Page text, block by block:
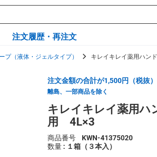
注文履歴・再注文
プ（液体・ジェルタイプ） キレイキレイ薬用ハ
注文金額の合計が1,500円（税抜
離島、一部商品を除く
キレイキレイ薬用
用 4L×3
商品番号
KWN-41375020
数量 : １箱（３本入）